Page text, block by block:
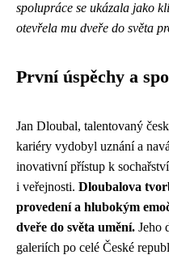
spolupráce se ukázala jako
otevřela mu dveře do světa
První úspěchy a
Jan Dloubal, talentovaný
kariéry vydobyl uznání a
inovativní přístup k
i veřejnosti. Dloubalova
provedení a hlubokým
dveře do světa umění. Jeho
galeriích po celé České